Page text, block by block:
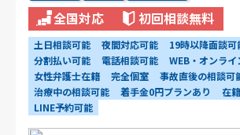
全国対応 初回相談無料
土日相談可能 夜間対応可能 19時以降面談可
分割払い可能
電話相談可能
WEB・オンラ
女性弁護士在籍
完全個室
事故直後の相談可
治療中の相談可能
着手金0円プランあり
在
LINE予約可能